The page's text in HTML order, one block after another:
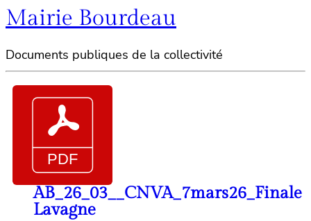
Mairie Bourdeau
Documents publiques de la collectivité
AB_26_03__CNVA_7mars26_Finale
Lavagne